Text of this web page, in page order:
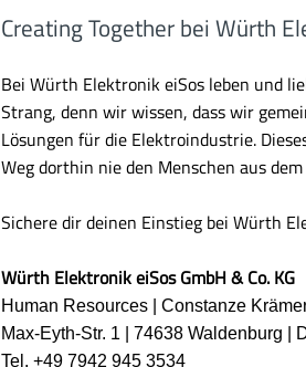
Creating Together bei Würth
Bei Würth Elektronik eiSos leben und
Strang, denn wir wissen, dass wir
Lösungen für die Elektroindustrie.
Weg dorthin nie den Menschen aus
Sichere dir deinen Einstieg bei Würth
Würth Elektronik eiSos GmbH & Co. KG
Human Resources | Constanze
Max-Eyth-Str. 1 | 74638 Waldenburg |
Tel. +49 7942 945 3534